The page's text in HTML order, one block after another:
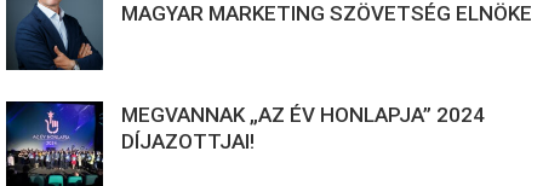
MAGYAR MARKETING SZÖVETSÉG ELNÖKE
MEGVANNAK „AZ ÉV HONLAPJA” 2024
DÍJAZOTTJAI!